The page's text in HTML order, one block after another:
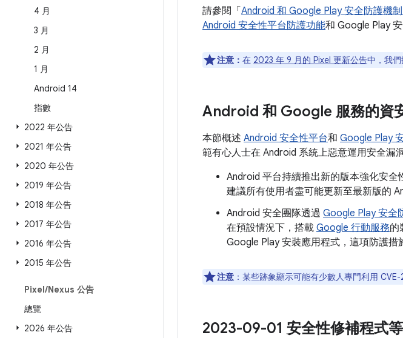
4 月
3 月
2 月
1 月
Android 14
指數
2022 年公告
2021 年公告
2020 年公告
2019 年公告
2018 年公告
2017 年公告
2016 年公告
2015 年公告
Pixel/Nexus 公告
總覽
2026 年公告
請參閱「 Android 和 Google Play 安全防護機
Android 安全性平台防護功能和 Google Play 安
注意： 在 2023 年 9 月的 Pixel 更新公告中，我
Android 和 Google 服務的資
本節概述 Android 安全性平台和 Google Play
範有心人士在 Android 系統上惡意運用安全漏
Android 平台持續推出新的版本強化安
建議所有使用者盡可能更新至最新版的
Android 安全團隊透過 Google Play 安全
在預設情況下，搭載 Google 行動服務的
Google Play 安裝應用程式，這項防護措
注意 ：某些跡象顯示可能有少數人專門利用
2023-09-01 安全性修補程式